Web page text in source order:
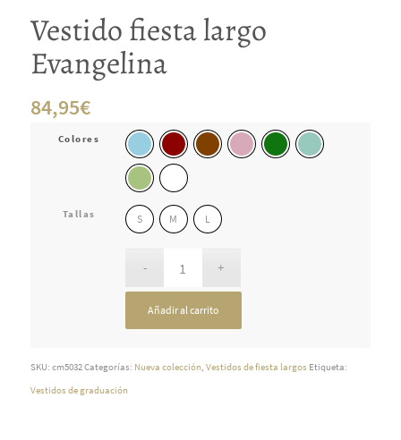
Vestido fiesta largo
Evangelina
84,95€
Colores
Tallas S M L
Añadir al carrito
SKU: cm5032Categorías: Nueva colección, Vestidos de fiesta largos Etiqueta:
Vestidos de graduación